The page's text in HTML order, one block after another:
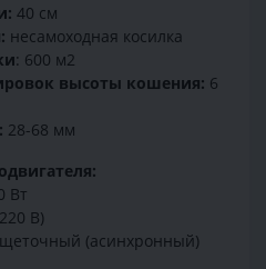
40 см
несамоходная косилка
: 600 м2
высоты кошения: 6
28-68 мм
Вт
В)
(асинхронный)